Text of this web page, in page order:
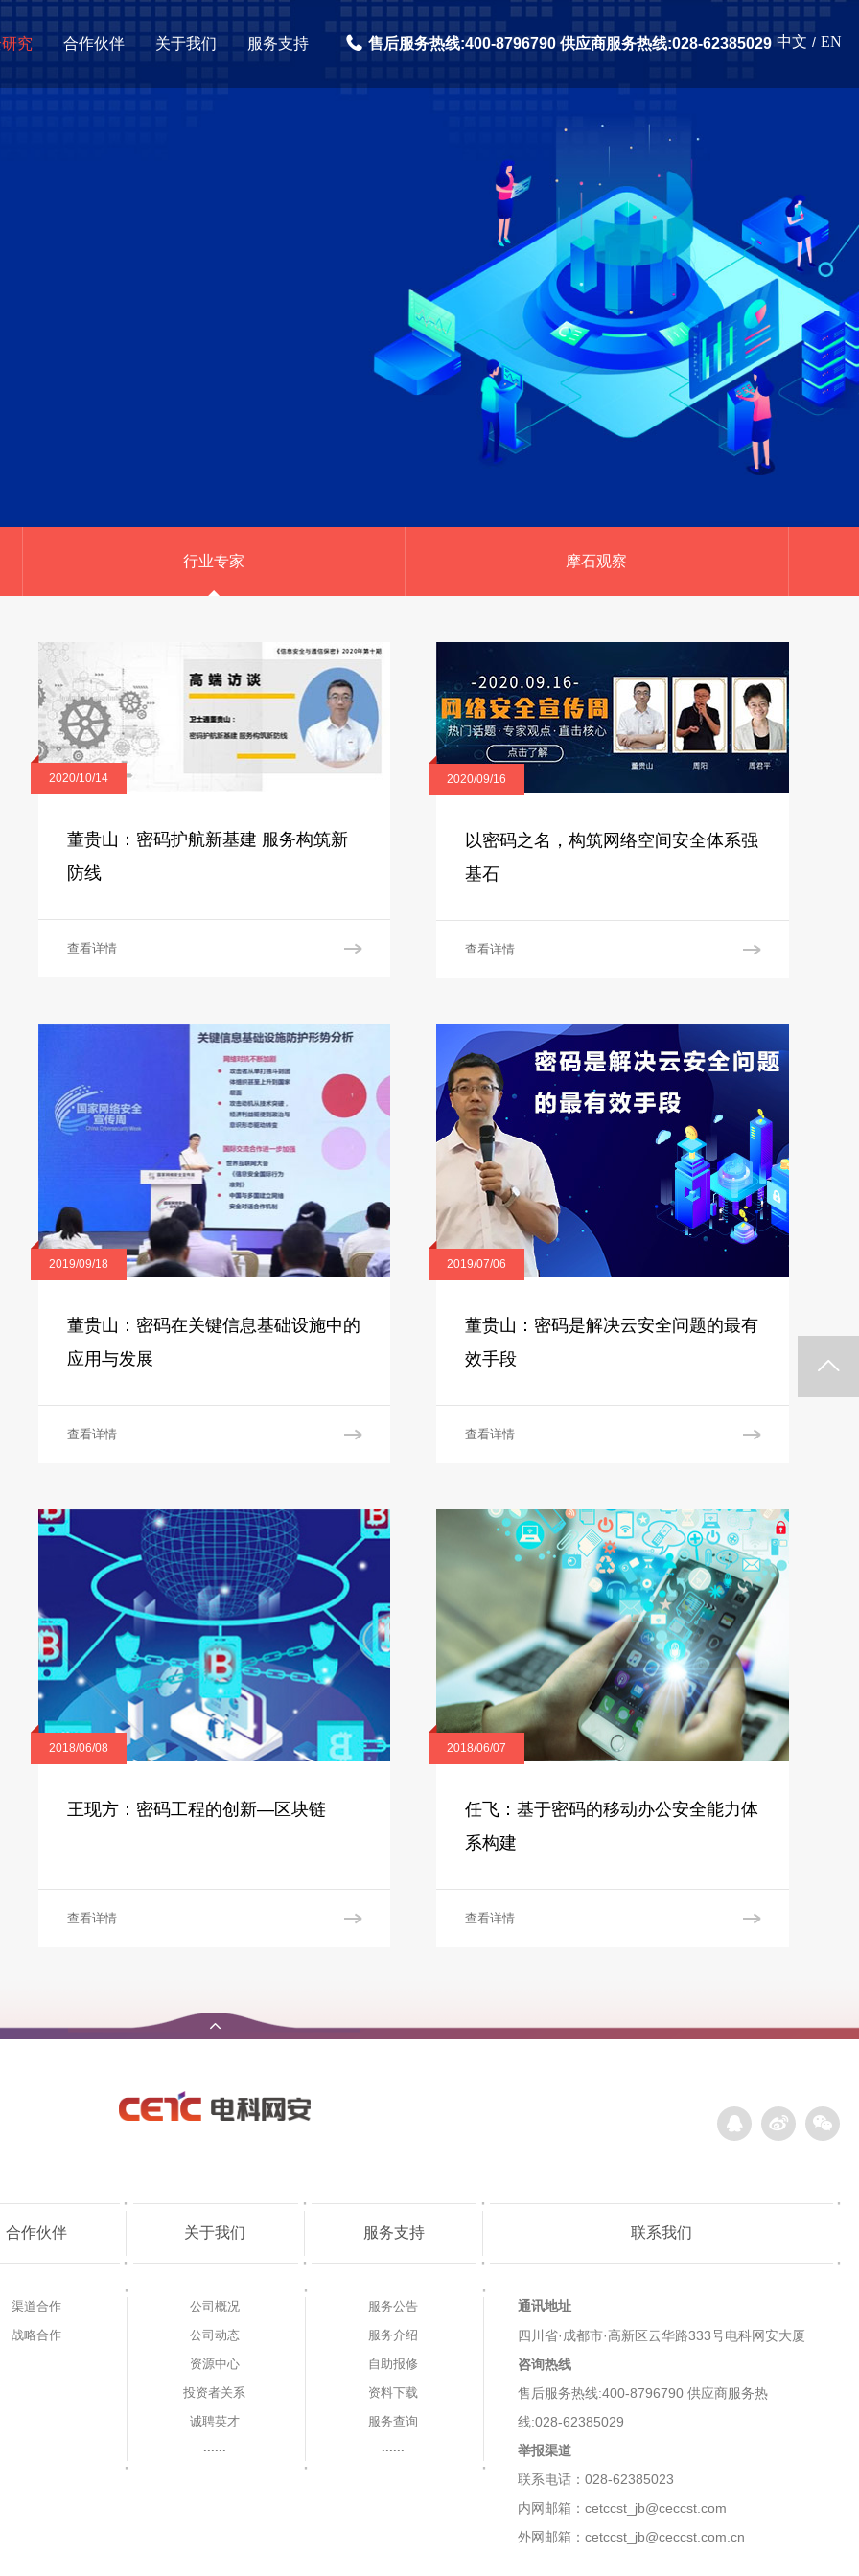
究 合作伙伴 关于我们 服务支持 售后服务热线:400-8796790 供应商服务热线:028-62385029 中文 / EN
行业专家 摩石观察
2020/10/14
董贵山：密码护航新基建 服务构筑新
防线
查看详情
2020/09/16
以密码之名，构筑网络空间安全体系强
基石
查看详情
2019/09/18
董贵山：密码在关键信息基础设施中的
应用与发展
查看详情
2019/07/06
董贵山：密码是解决云安全问题的最有
效手段
查看详情
2018/06/08
王现方：密码工程的创新—区块链
查看详情
2018/06/07
任飞：基于密码的移动办公安全能力体
系构建
查看详情
合作伙伴
渠道合作
战略合作
关于我们
公司概况
公司动态
资源中心
投资者关系
诚聘英才
······
服务支持
服务公告
服务介绍
自助报修
资料下载
服务查询
······
联系我们
通讯地址
四川省·成都市·高新区云华路333号电科网安大厦
咨询热线
售后服务热线:400-8796790 供应商服务热
线:028-62385029
举报渠道
联系电话：028-62385023
内网邮箱：cetccst_jb@ceccst.com
外网邮箱：cetccst_jb@ceccst.com.cn